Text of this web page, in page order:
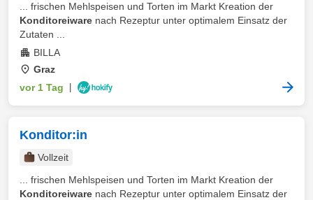
... frischen Mehlspeisen und Torten im Markt Kreation der
Konditoreiware nach Rezeptur unter optimalem Einsatz der
Zutaten ...
BILLA
Graz
vor 1 Tag
Konditor:in
Vollzeit
... frischen Mehlspeisen und Torten im Markt Kreation der
Konditoreiware nach Rezeptur unter optimalem Einsatz der